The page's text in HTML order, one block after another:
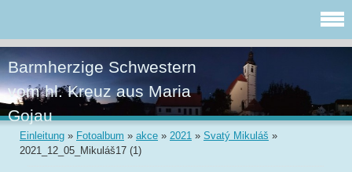
Barmherzige Schwestern
vom hl. Kreuz aus Maria
Gojau
Einleitung » Fotoalbum » akce » 2021 » Svatý Mikuláš »
2021_12_05_Mikuláš17 (1)